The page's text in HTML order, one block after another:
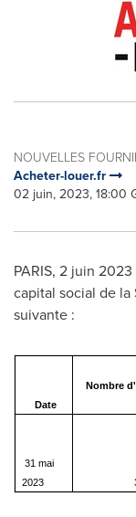
NOUVELLES
Acheter-louer.fr
02 juin, 2023, 18:00
PARIS, 2 juin 2023
capital social de
suivante :
Date
Nombre
31 mai
2023